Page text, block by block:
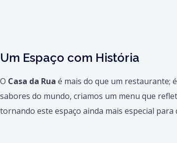
Um Espaço com História
O Casa da Rua é mais do que um restaurante;
sabores do mundo, criamos um menu que
tornando este espaço ainda mais especial para